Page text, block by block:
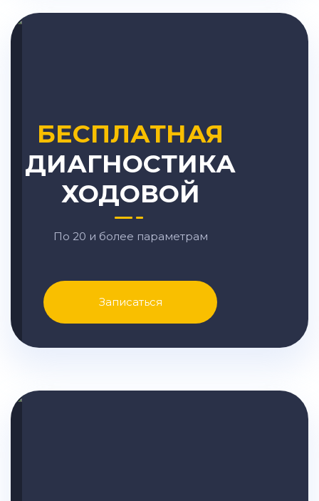
БЕСПЛАТНАЯ
ДИАГНОСТИКА
ХОДОВОЙ
По 20 и более параметрам
Записаться